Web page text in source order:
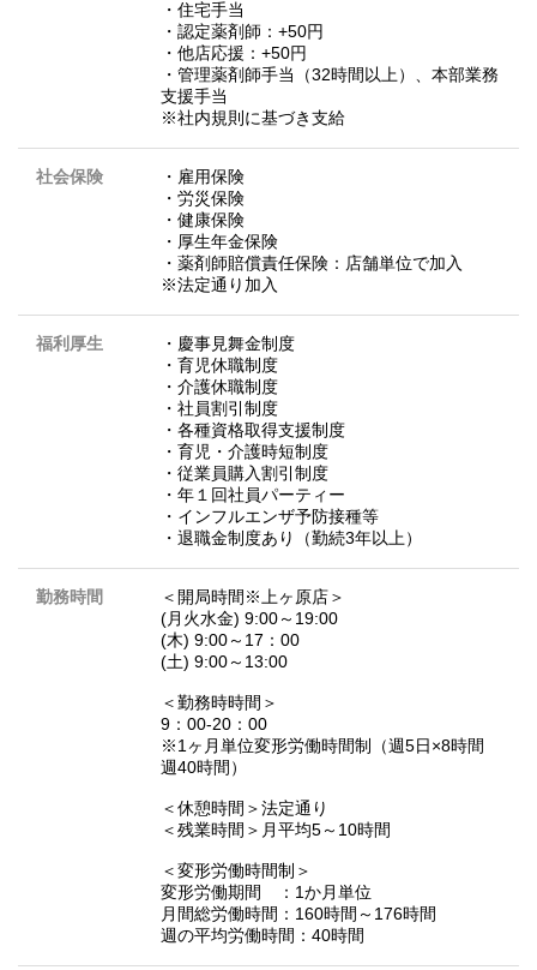
・住宅手当
・認定薬剤師：+50円
・他店応援：+50円
・管理薬剤師手当（32時間以上）、本部業務
支援手当
※社内規則に基づき支給
社会保険
・雇用保険
・労災保険
・健康保険
・厚生年金保険
・薬剤師賠償責任保険：店舗単位で加入
※法定通り加入
福利厚生
・慶事見舞金制度
・育児休職制度
・介護休職制度
・社員割引制度
・各種資格取得支援制度
・育児・介護時短制度
・従業員購入割引制度
・年１回社員パーティー
・インフルエンザ予防接種等
・退職金制度あり（勤続3年以上）
勤務時間
＜開局時間※上ヶ原店＞
(月火水金) 9:00～19:00
(木) 9:00～17：00
(土) 9:00～13:00
＜勤務時時間＞
9：00-20：00
※1ヶ月単位変形労働時間制（週5日×8時間
週40時間）
＜休憩時間＞法定通り
＜残業時間＞月平均5～10時間
＜変形労働時間制＞
変形労働期間 ：1か月単位
月間総労働時間：160時間～176時間
週の平均労働時間：40時間